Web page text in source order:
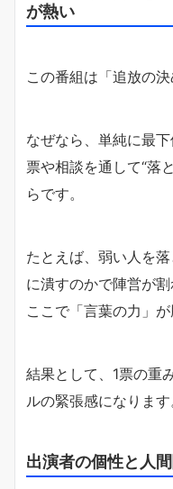
が熱い
この番組は「追放の決
なぜなら、単純に最
票や相談を通して“落
らです。
たとえば、弱い人を
に潰すのかで陣営が割
ここで「言葉の力」が
結果として、1票の重
ルの緊張感になります
出演者の個性と人